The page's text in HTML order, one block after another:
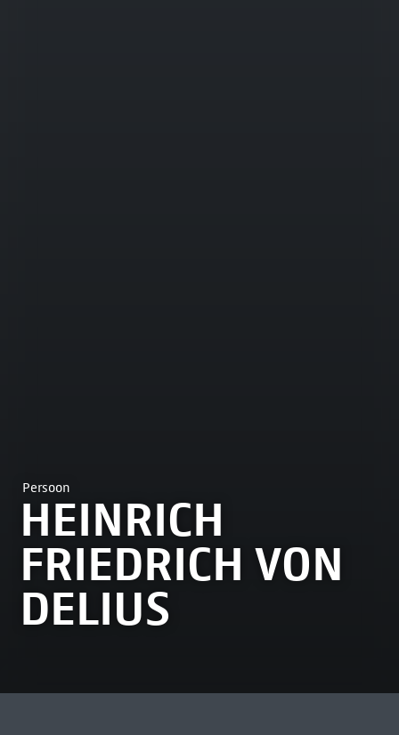
Persoon
HEINRICH
FRIEDRICH VON
DELIUS